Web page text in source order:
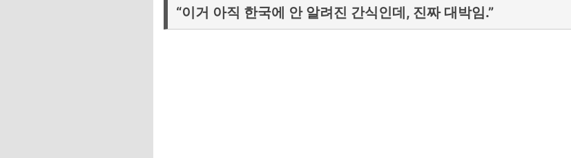
“이거 아직 한국에 안 알려진 간식인데, 진짜 대박임.”